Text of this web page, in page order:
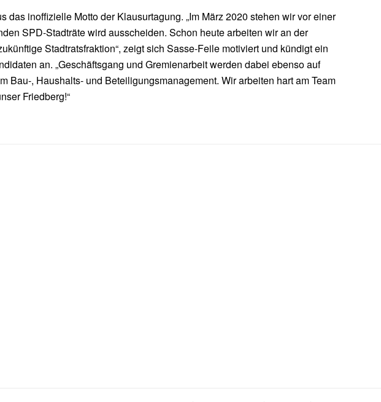
das inoffizielle Motto der Klausurtagung. „Im März 2020 stehen wir vor einer
SPD-Stadträte wird ausscheiden. Schon heute arbeiten wir an der
Stadtratsfraktion“, zeigt sich Sasse-Feile motiviert und kündigt ein
an. „Geschäftsgang und Gremienarbeit werden dabei ebenso auf
Bau-, Haushalts- und Beteiligungsmanagement. Wir arbeiten hart am Team
Friedberg!“